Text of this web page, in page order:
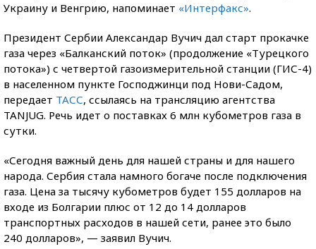
Украину и Венгрию, напоминает «Интерфакс».
Президент Сербии Александар Вучич дал старт прокачке
газа через «Балканский поток» (продолжение «Турецкого
потока») с четвертой газоизмерительной станции (ГИС-4)
в населенном пункте Господжинци под Нови-Садом,
передает ТАСС, ссылаясь на трансляцию агентства
TANJUG. Речь идет о поставках 6 млн кубометров газа в
сутки.
«Сегодня важный день для нашей страны и для нашего
народа. Сербия стала намного богаче после подключения
газа. Цена за тысячу кубометров будет 155 долларов на
входе из Болгарии плюс от 12 до 14 долларов
транспортных расходов в нашей сети, ранее это было
240 долларов», — заявил Вучич.